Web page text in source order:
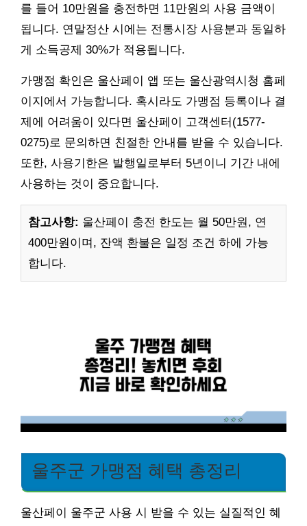
를 들어 10만원을 충전하면 11만원의 사용 금액이
됩니다. 연말정산 시에는 전통시장 사용분과 동일하
게 소득공제 30%가 적용됩니다.
가맹점 확인은 울산페이 앱 또는 울산광역시청 홈페
이지에서 가능합니다. 혹시라도 가맹점 등록이나 결
제에 어려움이 있다면 울산페이 고객센터(1577-
0275)로 문의하면 친절한 안내를 받을 수 있습니다.
또한, 사용기한은 발행일로부터 5년이니 기간 내에
사용하는 것이 중요합니다.
참고사항: 울산페이 충전 한도는 월 50만원, 연
400만원이며, 잔액 환불은 일정 조건 하에 가능
합니다.
울주군 가맹점 혜택 총정리
울산페이 울주군 사용 시 받을 수 있는 실질적인 혜